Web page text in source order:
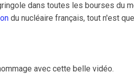
dans toutes les bourses du
du nucléaire français, tout n'est que
avec cette belle vidéo.